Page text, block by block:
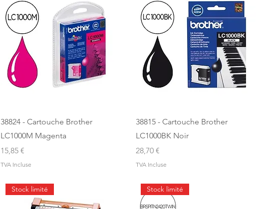
38824 - Cartouche Brother
LC1000M Magenta
Prix
15,85 €
TVA Incluse
38815 - Cartouche Brother
LC1000BK Noir
Prix
28,70 €
TVA Incluse
Stock limité Stock limité